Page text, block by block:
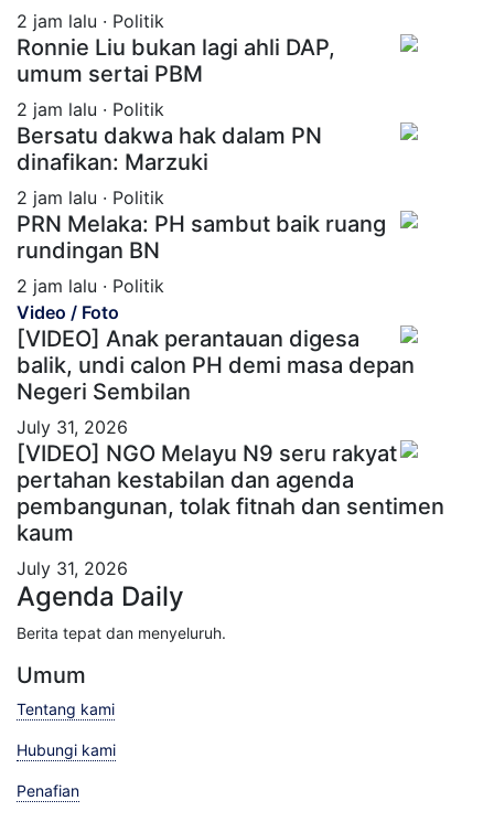
2 jam lalu · Politik
Ronnie Liu bukan lagi ahli DAP,
umum sertai PBM
2 jam lalu · Politik
Bersatu dakwa hak dalam PN
dinafikan: Marzuki
2 jam lalu · Politik
PRN Melaka: PH sambut baik ruang
rundingan BN
2 jam lalu · Politik
Video / Foto
[VIDEO] Anak perantauan digesa
balik, undi calon PH demi masa depan
Negeri Sembilan
July 31, 2026
[VIDEO] NGO Melayu N9 seru rakyat
pertahan kestabilan dan agenda
pembangunan, tolak fitnah dan sentimen
kaum
July 31, 2026
Agenda Daily
Berita tepat dan menyeluruh.
Umum
Tentang kami
Hubungi kami
Penafian